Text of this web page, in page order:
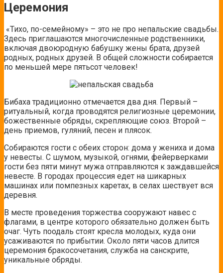
Церемония
«Тихо, по-семейному» – это не про непальские свадьбы.
Здесь приглашаются многочисленные родственники,
включая двоюродную бабушку жены брата, друзей
родных, родных друзей. В общей сложности собирается
по меньшей мере пятьсот человек!
Бибаха традиционно отмечается два дня. Первый –
ритуальный, когда проводятся религиозные церемонии,
божественные обряды, скрепляющие союз. Второй –
день приемов, гуляний, песен и плясок.
Собираются гости с обеих сторон: дома у жениха и дома
у невесты. С шумом, музыкой, огнями, фейерверками
гости без пяти минут мужа отправляются к заждавшейся
невесте. В городах процессия едет на шикарных
машинах или помпезных каретах, в селах шествует вся
деревня.
В месте проведения торжества сооружают навес с
флагами, в центре которого обязательно должен быть
очаг. Чуть поодаль стоят кресла молодых, куда они
усаживаются по прибытии. Около пяти часов длится
церемония бракосочетания, служба на санскрите,
уникальные обряды.